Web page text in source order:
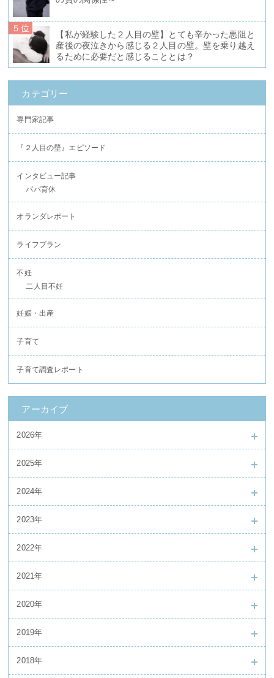
５位
【私が経験した２人目の壁】とても辛かった悪阻と
産後の夜泣きから感じる２人目の壁。壁を乗り越え
るために必要だと感じることとは？
カテゴリー
専門家記事
『２人目の壁』エピソード
インタビュー記事
パパ育休
オランダレポート
ライフプラン
不妊
二人目不妊
妊娠・出産
子育て
子育て調査レポート
アーカイブ
2026年
2025年
2024年
2023年
2022年
2021年
2020年
2019年
2018年